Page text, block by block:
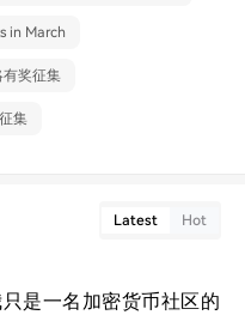
in March
奖征集
集
Latest Hot
是一名加密货币社区的